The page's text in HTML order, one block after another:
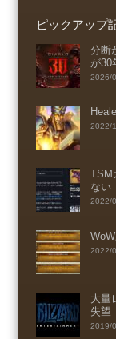
ピックアップ
分断
が30
2026/
2022/
TSM
ない
2022/
2022/
大量
失望
2019/